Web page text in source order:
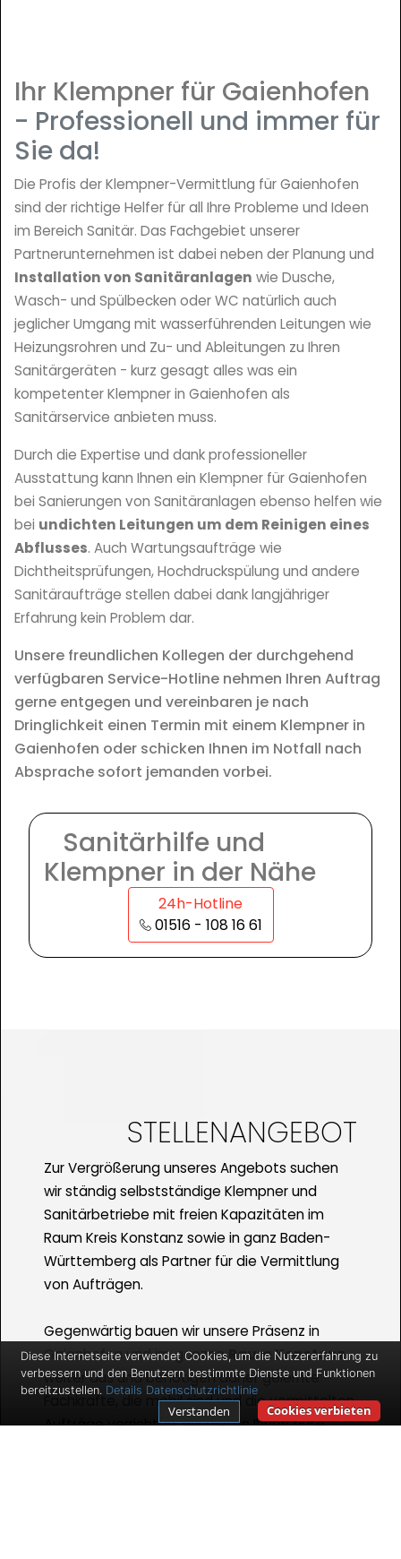
Ihr Klempner für Gaienhofen
- Professionell und immer für
Sie da!
Die Profis der Klempner-Vermittlung für Gaienhofen
sind der richtige Helfer für all Ihre Probleme und Ideen
im Bereich Sanitär. Das Fachgebiet unserer
Partnerunternehmen ist dabei neben der Planung und
Installation von Sanitäranlagen wie Dusche,
Wasch- und Spülbecken oder WC natürlich auch
jeglicher Umgang mit wasserführenden Leitungen wie
Heizungsrohren und Zu- und Ableitungen zu Ihren
Sanitärgeräten - kurz gesagt alles was ein
kompetenter Klempner in Gaienhofen als
Sanitärservice anbieten muss.
Durch die Expertise und dank professioneller
Ausstattung kann Ihnen ein Klempner für Gaienhofen
bei Sanierungen von Sanitäranlagen ebenso helfen wie
bei undichten Leitungen um dem Reinigen eines
Abflusses. Auch Wartungsaufträge wie
Dichtheitsprüfungen, Hochdruckspülung und andere
Sanitäraufträge stellen dabei dank langjähriger
Erfahrung kein Problem dar.
Unsere freundlichen Kollegen der durchgehend
verfügbaren Service-Hotline nehmen Ihren Auftrag
gerne entgegen und vereinbaren je nach
Dringlichkeit einen Termin mit einem Klempner in
Gaienhofen oder schicken Ihnen im Notfall nach
Absprache sofort jemanden vorbei.
Sanitärhilfe und
Klempner in der Nähe
24h-Hotline
01516 - 108 16 61
STELLENANGEBOT
Zur Vergrößerung unseres Angebots suchen
wir ständig selbstständige Klempner und
Sanitärbetriebe mit freien Kapazitäten im
Raum Kreis Konstanz sowie in ganz Baden-
Württemberg als Partner für die Vermittlung
von Aufträgen.
Gegenwärtig bauen wir unsere Präsenz in
Gaienhofen und im ganzenRaum Konstanz
weiter aus und benötigen daher gelernte
Fachkräfte, die mobil sind und die vermittelten
Aufträge verrichten. Wir bieten Ihnen gute
Diese Internetseite verwendet Cookies, um die Nutzererfahrung zu
verbessern und den Benutzern bestimmte Dienste und Funktionen
bereitzustellen. Details Datenschutzrichtlinie
Cookies verbieten
Verstanden